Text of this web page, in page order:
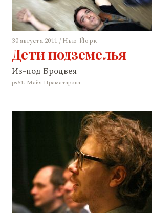
30 августа 2011 / Нью-Йорк
Дети подземелья
Из-под Бродвея
ps61. Майя Праматарова